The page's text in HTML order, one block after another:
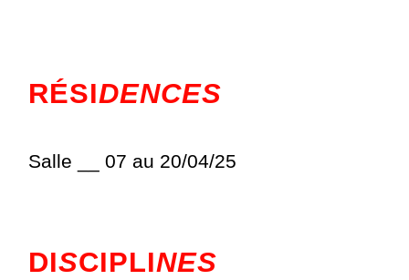
RÉSIDENCES
Salle __ 07 au 20/04/25
DISCIPLINES